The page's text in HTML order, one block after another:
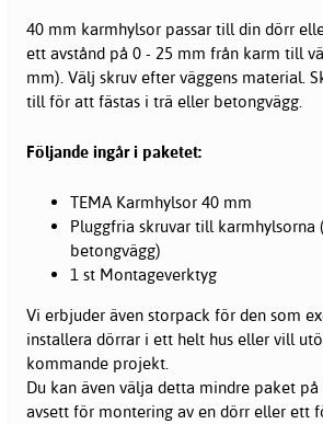
40 mm karmhylsor passar till din dörr
ett avstånd på 0 - 25 mm från karm till
mm). Välj skruv efter väggens material.
till för att fästas i trä eller betongvägg.
Följande ingår i paketet:
TEMA Karmhylsor 40 mm
Pluggfria skruvar till
betongvägg)
1 st Montageverktyg
Vi erbjuder även storpack för den som
installera dörrar i ett helt hus eller vill
kommande projekt.
Du kan även välja detta mindre paket
avsett för montering av en dörr eller ett